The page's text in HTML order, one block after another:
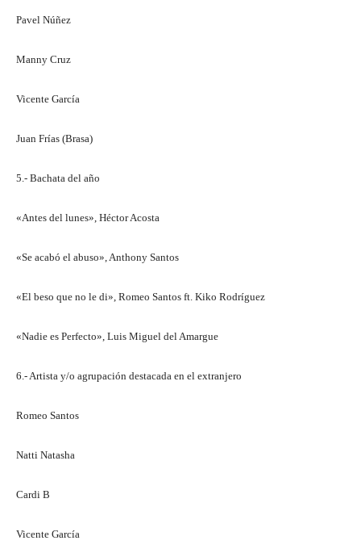
Pavel Núñez
Manny Cruz
Vicente García
Juan Frías (Brasa)
5.- Bachata del año
«Antes del lunes», Héctor Acosta
«Se acabó el abuso», Anthony Santos
«El beso que no le di», Romeo Santos ft. Kiko Rodríguez
«Nadie es Perfecto», Luis Miguel del Amargue
6.- Artista y/o agrupación destacada en el extranjero
Romeo Santos
Natti Natasha
Cardi B
Vicente García